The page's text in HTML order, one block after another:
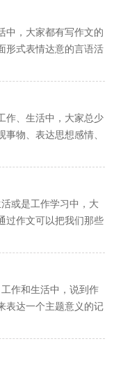
中，大家都有写作文的
形式表情达意的言语活
？以下是...
作、生活中，大家总少
物、表达思想感情、
作文...
或是工作学习中，大
过作文可以把我们那些
觉得作文...
作和生活中，说到作
表达一个主题意义的记
小编为大...